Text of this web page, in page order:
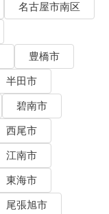
名古屋市南区
豊橋市
半田市
碧南市
西尾市
江南市
東海市
尾張旭市